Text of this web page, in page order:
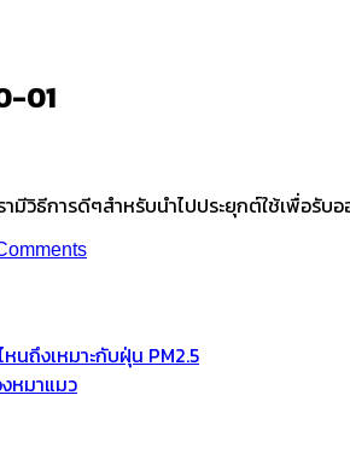
01
มีวิธีการดีๆสำหรับนำไปประยุกต์ใช้เพื่อรับ
นถึงเหมาะกับฝุ่น PM2.5
หมาแมว